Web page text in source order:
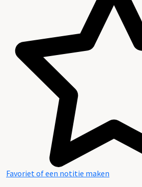
Favoriet of een notitie maken